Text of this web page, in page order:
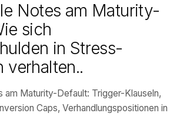
Notes am Maturity-
sich
in Stress-
verhalten..
am Maturity-Default: Trigger-Klauseln,
Caps, Verhandlungspositionen in